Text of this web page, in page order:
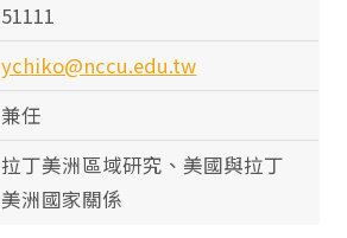
51111
ychiko@nccu.edu.tw
兼任
拉丁美洲區域研究、美國與拉丁
美洲國家關係